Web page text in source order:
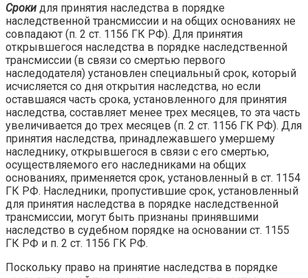
Сроки для принятия наследства в порядке
наследственной трансмиссии и на общих основаниях не
совпадают (п. 2 ст. 1156 ГК РФ). Для принятия
открывшегося наследства в порядке наследственной
трансмиссии (в связи со смертью первого
наследодателя) установлен специальный срок, который
исчисляется со дня открытия наследства, но если
оставшаяся часть срока, установленного для принятия
наследства, составляет менее трех месяцев, то эта часть
увеличивается до трех месяцев (п. 2 ст. 1156 ГК РФ). Для
принятия наследства, принадлежавшего умершему
наследнику, открывшегося в связи с его смертью,
осуществляемого его наследниками на общих
основаниях, применяется срок, установленный в ст. 1154
ГК РФ. Наследники, пропустившие срок, установленный
для принятия наследства в порядке наследственной
трансмиссии, могут быть признаны принявшими
наследство в судебном порядке на основании ст. 1155
ГК РФ и п. 2 ст. 1156 ГК РФ.
Поскольку право на принятие наследства в порядке